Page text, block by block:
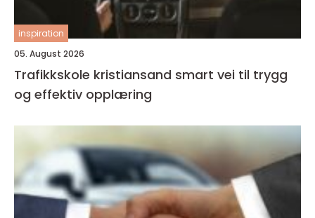
inspiration
05. August 2026
Trafikkskole kristiansand smart vei til trygg
og effektiv opplæring